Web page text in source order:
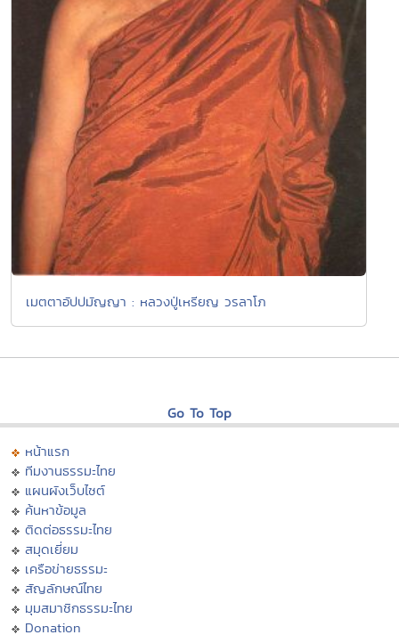
เมตตาอัปปมัญญา : หลวงปู่เหรียญ วรลาโภ
Go To Top
หน้าแรก
ทีมงานธรรมะไทย
แผนผังเว็บไซต์
ค้นหาข้อมูล
ติดต่อธรรมะไทย
สมุดเยี่ยม
เครือข่ายธรรมะ
สัญลักษณ์ไทย
มุมสมาชิกธรรมะไทย
Donation